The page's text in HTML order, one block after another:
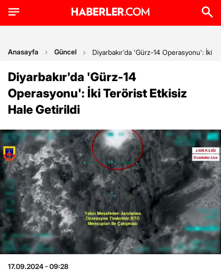
Anasayfa Güncel Diyarbakır'da 'Gürz-14 Operasyonu': İki
Diyarbakır'da 'Gürz-14
Operasyonu': İki Terörist Etkisiz
Hale Getirildi
17.09.2024 - 09:28